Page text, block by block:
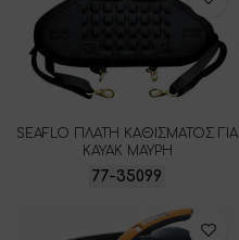
SEAFLO ΠΛΑΤΗ ΚΑΘΙΣΜΑΤΟΣ ΓΙΑ
ΚΑΥΑΚ ΜΑΥΡΗ
77-35099